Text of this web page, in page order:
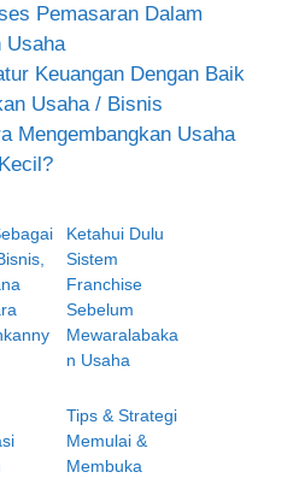
Pemasaran Dalam
Usaha
Keuangan Dengan Baik
Usaha / Bisnis
Mengembangkan Usaha
Ketahui Dulu
Sistem
Franchise
Sebelum
Mewaralabaka
n Usaha
Tips & Strategi
Memulai &
Membuka